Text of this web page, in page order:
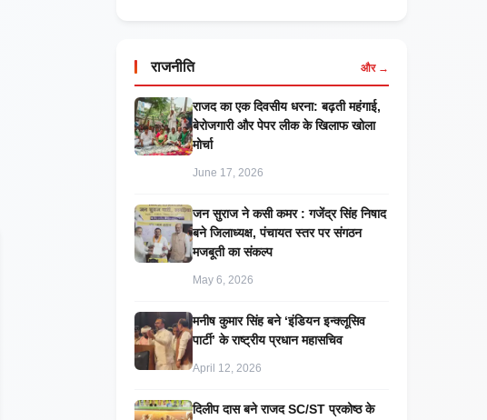
राजनीति और →
राजद का एक दिवसीय धरना: बढ़ती महंगाई,
बेरोजगारी और पेपर लीक के खिलाफ खोला
मोर्चा
June 17, 2026
जन सुराज ने कसी कमर : गजेंद्र सिंह निषाद
बने जिलाध्यक्ष, पंचायत स्तर पर संगठन
मजबूती का संकल्प
May 6, 2026
मनीष कुमार सिंह बने ‘इंडियन इन्क्लूसिव
पार्टी’ के राष्ट्रीय प्रधान महासचिव
April 12, 2026
दिलीप दास बने राजद SC/ST प्रकोष्ठ के